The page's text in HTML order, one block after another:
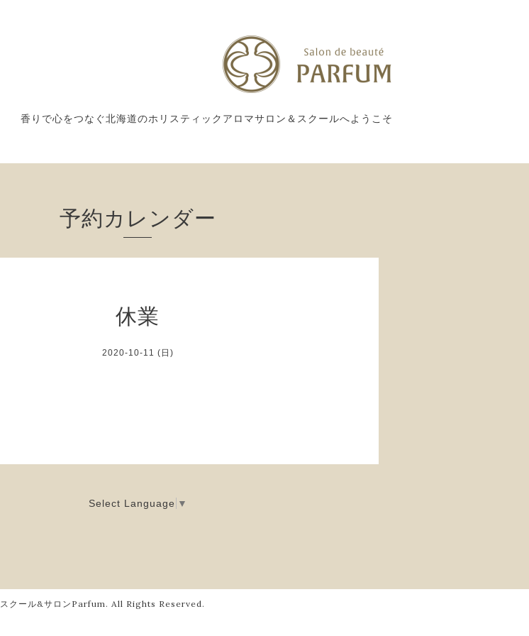
香りで心をつなぐ北海道のホリスティックアロマサロン＆スクールへようこそ
予約カレンダー
休業
2020-10-11 (日)
Select Language ▼
クール&サロンParfum . All Rights Reserved.